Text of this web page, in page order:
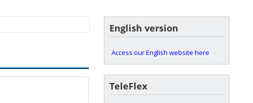
English version
Access our English website here
TeleFlex